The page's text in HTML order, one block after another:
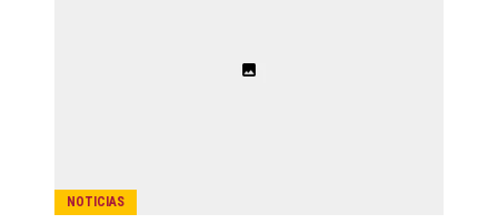
NOTICIAS